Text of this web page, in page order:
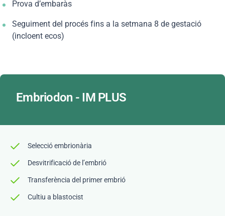
Prova d’embaràs
Seguiment del procés fins a la setmana 8 de gestació
(incloent ecos)
Embriodon - IM PLUS
Selecció embrionària
Desvitrificació de l’embrió
Transferència del primer embrió
Cultiu a blastocist